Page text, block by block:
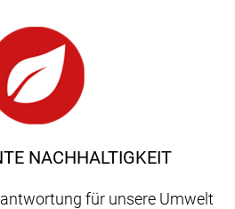
NACHHALTIGKEIT
für unsere Umwelt